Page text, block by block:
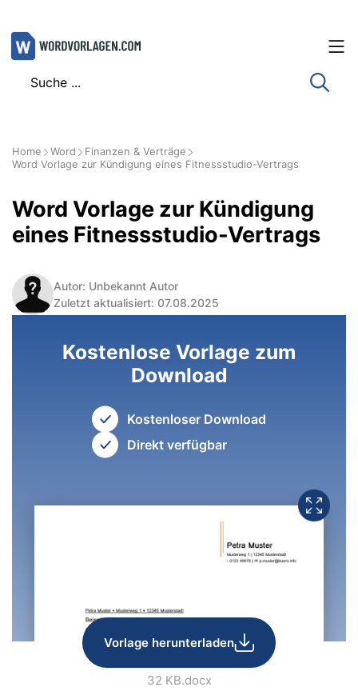
Zum
Inhalt
Home Word
Finanzen & Verträge
Word Vorlage zur Kündigung eines Fitnessstudio-Vertrags
Word Vorlage zur Kündigung
eines Fitnessstudio-Vertrags
Autor: Unbekannt Autor
Zuletzt aktualisiert: 07.08.2025
Kostenlose Vorlage zum
Download
Kostenloser Download
Direkt verfügbar
Vorlage herunterladen
32 KB.docx